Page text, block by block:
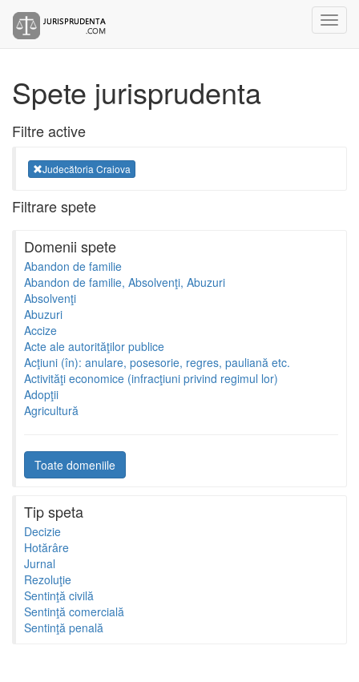
Spete jurisprudenta
Filtre active
Judecătoria Craiova
Filtrare spete
Domenii spete
Abandon de familie
Abandon de familie, Absolvenţi, Abuzuri
Absolvenţi
Abuzuri
Accize
Acte ale autorităţilor publice
Acţiuni (în): anulare, posesorie, regres, pauliană etc.
Activităţi economice (infracţiuni privind regimul lor)
Adopţii
Agricultură
Toate domeniile
Tip speta
Decizie
Hotărâre
Jurnal
Rezoluţie
Sentinţă civilă
Sentinţă comercială
Sentinţă penală